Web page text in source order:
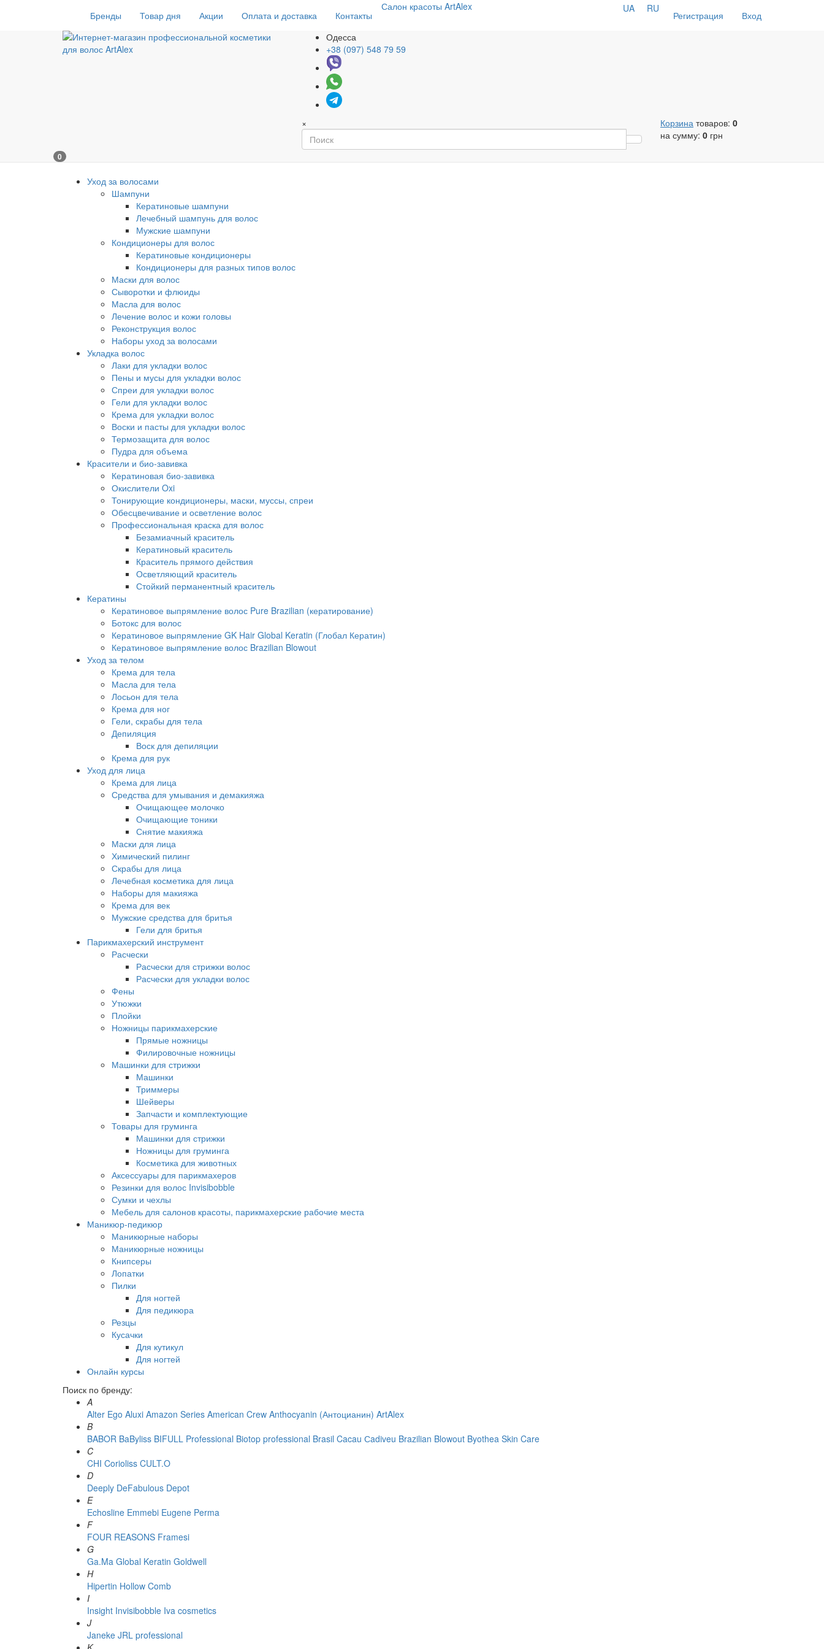
Бренды Товар дня Акции Оплата и доставка Контакты
Салон красоты ArtAlex
Регистрация Вход
UA RU
Одесса
+38 (097) 548 79 59
× Корзина товаров: 0
на сумму: 0 грн
0
Уход за волосами
Шампуни
Кератиновые шампуни
Лечебный шампунь для волос
Мужские шампуни
Кондиционеры для волос
Кератиновые кондиционеры
Кондиционеры для разных типов волос
Маски для волос
Сыворотки и флюиды
Масла для волос
Лечение волос и кожи головы
Реконструкция волос
Наборы уход за волосами
Укладка волос
Лаки для укладки волос
Пены и мусы для укладки волос
Спреи для укладки волос
Гели для укладки волос
Крема для укладки волос
Воски и пасты для укладки волос
Термозащита для волос
Пудра для объема
Красители и био-завивка
Кератиновая био-завивка
Окислители Oxi
Тонирующие кондиционеры, маски, муссы, спреи
Обесцвечивание и осветление волос
Профессиональная краска для волос
Безамиачный краситель
Кератиновый краситель
Краситель прямого действия
Осветляющий краситель
Стойкий перманентный краситель
Кератины
Кератиновое выпрямление волос Pure Brazilian (кератирование)
Ботокс для волос
Кератиновое выпрямление GK Hair Global Keratin (Глобал Кератин)
Кератиновое выпрямление волос Brazilian Blowout
Уход за телом
Крема для тела
Масла для тела
Лосьон для тела
Крема для ног
Гели, скрабы для тела
Депиляция
Воск для депиляции
Крема для рук
Уход для лица
Крема для лица
Средства для умывания и демакияжа
Очищающее молочко
Очищающие тоники
Снятие макияжа
Маски для лица
Химический пилинг
Скрабы для лица
Лечебная косметика для лица
Наборы для макияжа
Крема для век
Мужские средства для бритья
Гели для бритья
Парикмахерский инструмент
Расчески
Расчески для стрижки волос
Расчески для укладки волос
Фены
Утюжки
Плойки
Ножницы парикмахерские
Прямые ножницы
Филировочные ножницы
Машинки для стрижки
Машинки
Триммеры
Шейверы
Запчасти и комплектующие
Товары для груминга
Машинки для стрижки
Ножницы для груминга
Косметика для животных
Аксессуары для парикмахеров
Резинки для волос Invisibobble
Сумки и чехлы
Мебель для салонов красоты, парикмахерские рабочие места
Маникюр-педикюр
Маникюрные наборы
Маникюрные ножницы
Книпсеры
Лопатки
Пилки
Для ногтей
Для педикюра
Резцы
Кусачки
Для кутикул
Для ногтей
Онлайн курсы
Поиск по бренду:
A
Alter Ego Aluxi Amazon Series American Crew Anthocyanin (Антоцианин) ArtAlex
B
BABOR BaByliss BIFULL Professional Biotop professional Brasil Cacau Сadiveu Brazilian Blowout Byothea Skin Care
C
CHI Corioliss CULT.O
D
Deeply DeFabulous Depot
E
Echosline Emmebi Eugene Perma
F
FOUR REASONS Framesi
G
Ga.Ma Global Keratin Goldwell
H
Hipertin Hollow Comb
I
Insight Invisibobble Iva cosmetics
J
Janeke JRL professional